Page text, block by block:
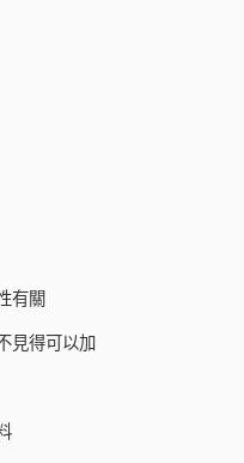
有關
見得可以加